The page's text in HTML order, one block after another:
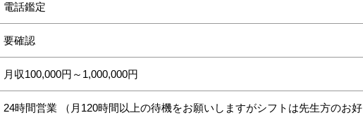
電話鑑定
要確認
月収100,000円～1,000,000円
24時間営業 （月120時間以上の待機をお願いしますがシフトは先生方のお好